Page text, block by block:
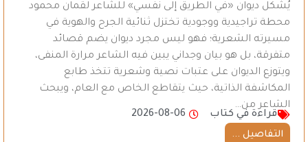
يُشكل ديوان «في الطريق إلى نفسي» للشاعر لقمان محمود
محطة تراجيدية ووجودية تختزل ثنائية الجرح والهوية في
مسيرته الشعرية؛ فهو ليس مجرد ديوان يضم قصائد
متفرقة، بل هو بيان وجداني يبين فيه الشاعر مرارة المنفى،
ويتوزع الديوان على عتبات نصية وشعرية تتخذ طابع
المكاشفة الذاتية، حيث يتقاطع الخاص مع العام، ويبحث
الشاعر من…
قراءة في كتاب
2026-08-06
التفاصيل ...